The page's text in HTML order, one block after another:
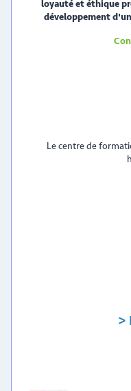
loyauté et éthique
développement
Le centre de
>